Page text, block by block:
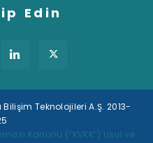
Edin
Teknolojileri A.Ş. 2013-
Kanunu (“KVKK”) Usul ve